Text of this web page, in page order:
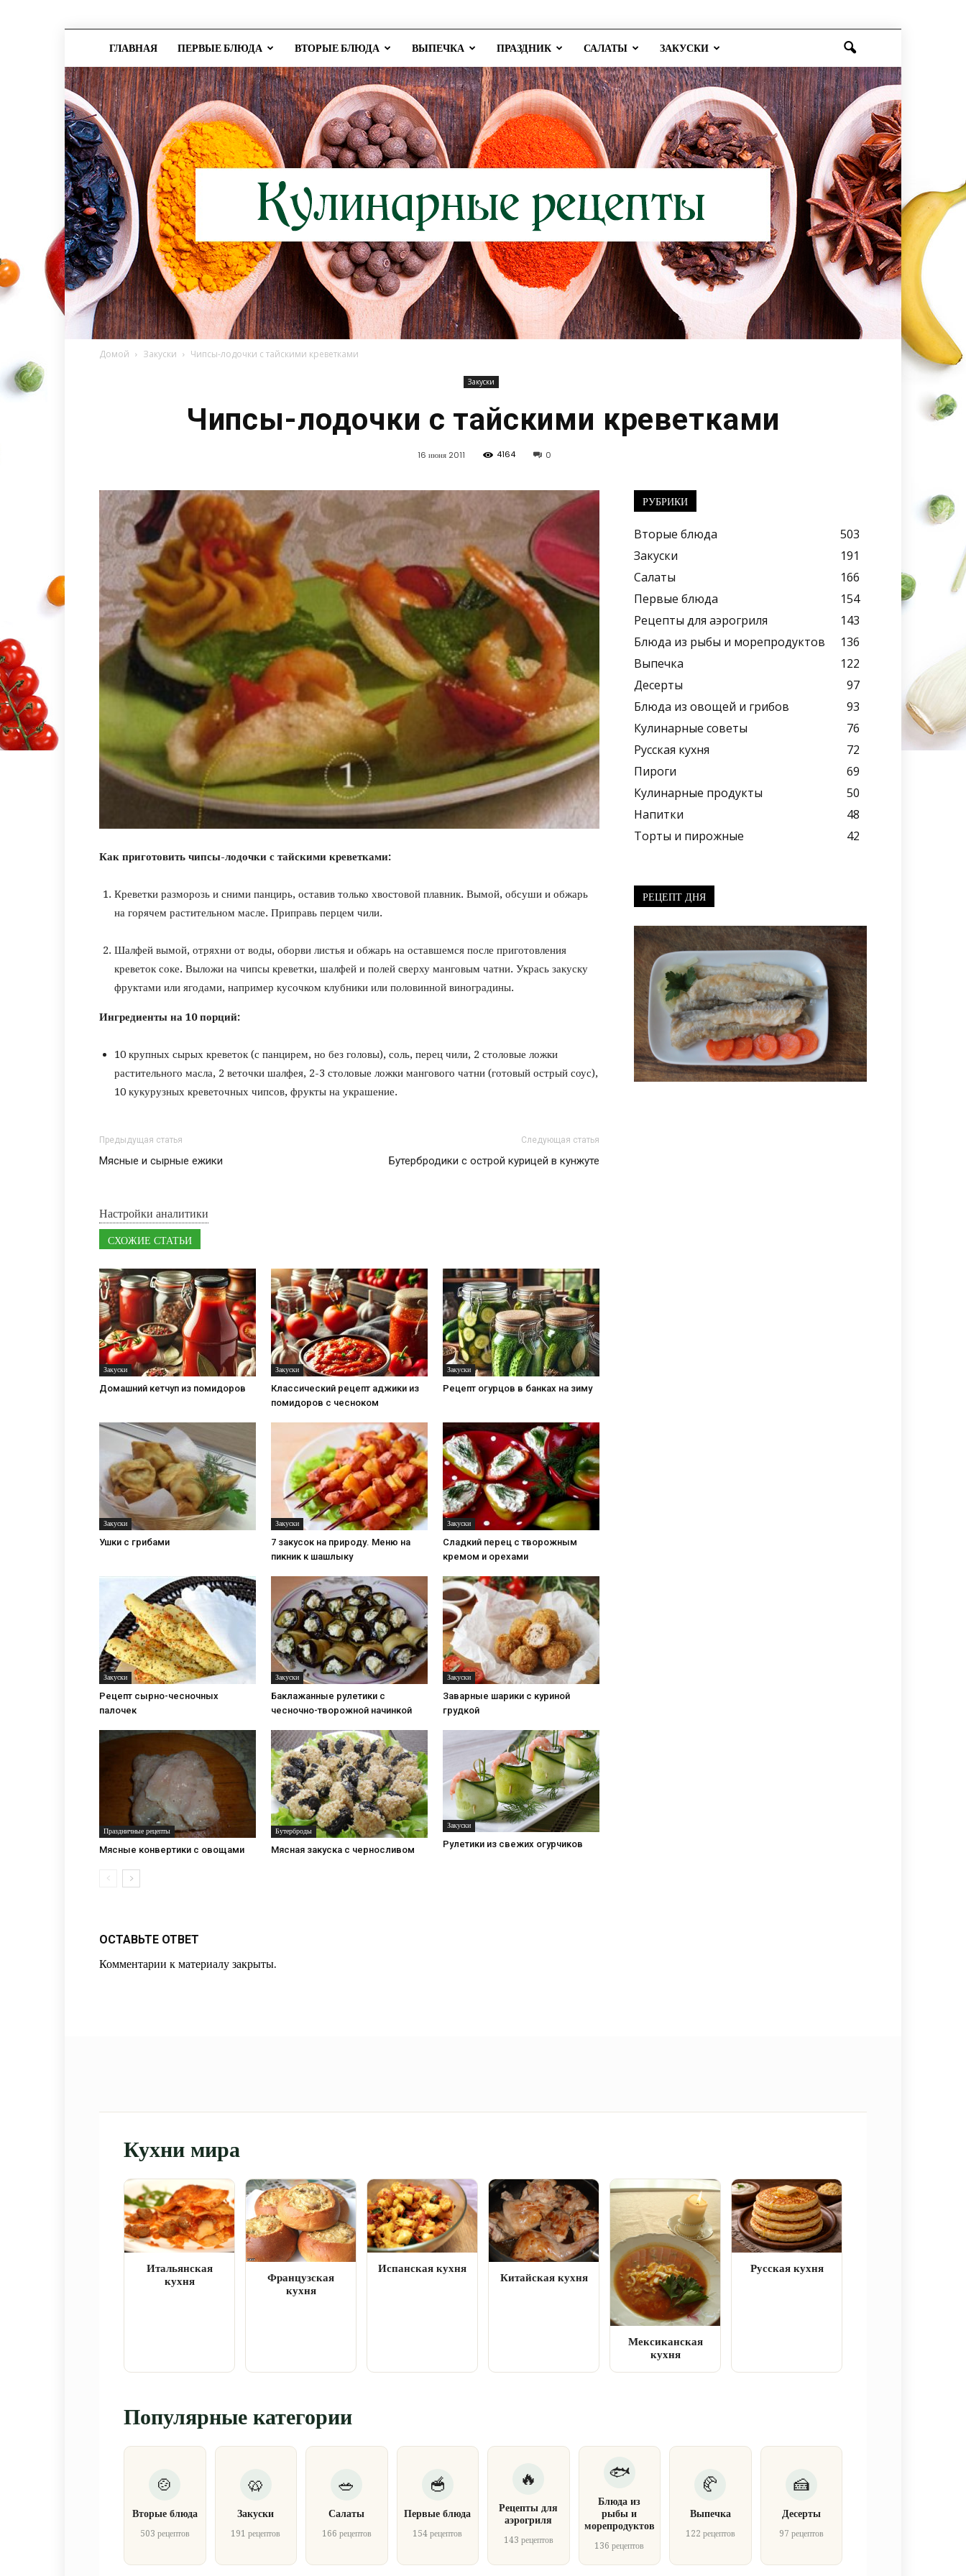
ГЛАВНАЯ ПЕРВЫЕ БЛЮДА ВТОРЫЕ БЛЮДА ВЫПЕЧКА ПРАЗДНИК САЛАТЫ ЗАКУСКИ
рецепты,
вкусные
блюда
фото
Домой Закуски Чипсы-лодочки с тайскими креветками
Закуски
Чипсы-лодочки с тайскими креветками
16 июня 2011 4164 0
Как приготовить чипсы-лодочки с тайскими креветками:
Креветки разморозь и сними панцирь, оставив только хвостовой плавник. Вымой, обсуши и обжарь
на горячем растительном масле. Приправь перцем чили.
Шалфей вымой, отряхни от воды, оборви листья и обжарь на оставшемся после приготовления
креветок соке. Выложи на чипсы креветки, шалфей и полей сверху манговым чатни. Укрась закуску
фруктами или ягодами, например кусочком клубники или половинной виноградины.
Ингредиенты на 10 порций:
10 крупных сырых креветок (с панцирем, но без головы), соль, перец чили, 2 столовые ложки
растительного масла, 2 веточки шалфея, 2-3 столовые ложки мангового чатни (готовый острый соус),
10 кукурузных креветочных чипсов, фрукты на украшение.
Предыдущая статья
Мясные и сырные ежики
Следующая статья
Бутербродики с острой курицей в кунжуте
Настройки аналитики
СХОЖИЕ СТАТЬИ
Закуски
Домашний кетчуп из помидоров
Закуски
Классический рецепт аджики из
помидоров с чесноком
Закуски
Рецепт огурцов в банках на зиму
Закуски
Ушки с грибами
Закуски
7 закусок на природу. Меню на
пикник к шашлыку
Закуски
Сладкий перец с творожным
кремом и орехами
Закуски
Рецепт сырно-чесночных
палочек
Закуски
Баклажанные рулетики с
чесночно-творожной начинкой
Закуски
Заварные шарики с куриной
грудкой
Праздничные рецепты
Мясные конвертики с овощами
Бутерброды
Мясная закуска с черносливом
Закуски
Рулетики из свежих огурчиков
ОСТАВЬТЕ ОТВЕТ
Комментарии к материалу закрыты.
РУБРИКИ
Вторые блюда
503
Закуски
191
Салаты
166
Первые блюда
154
Рецепты для аэрогриля
143
Блюда из рыбы и морепродуктов
136
Выпечка
122
Десерты
97
Блюда из овощей и грибов
93
Кулинарные советы
76
Русская кухня
72
Пироги
69
Кулинарные продукты
50
Напитки
48
Торты и пирожные
42
РЕЦЕПТ ДНЯ
Кухни мира
Итальянская
кухня
Французская
кухня
Испанская кухня
Китайская кухня
Мексиканская
кухня
Русская кухня
Популярные категории
Вторые блюда
503 рецептов
Закуски
191 рецептов
Салаты
166 рецептов
Первые блюда
154 рецептов
Рецепты для
аэрогриля
143 рецептов
Блюда из
рыбы и
морепродуктов
136 рецептов
Выпечка
122 рецептов
Десерты
97 рецептов